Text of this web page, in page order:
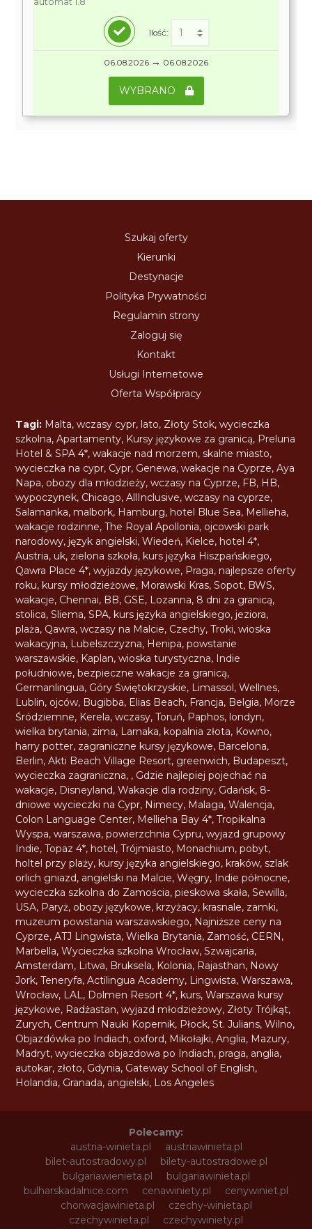
Ilość:
06.08.2026 → 06.08.2026
WYBRANO
Szukaj oferty
Kierunki
Destynacje
Polityka Prywatności
Regulamin strony
Zaloguj się
Kontakt
Usługi Internetowe
Oferta Współpracy
Tagi: Malta,wczasy cypr, lato, Złoty Stok,wycieczka
szkolna,Apartamenty, Kursy językowe za granicą, Preluna
Hotel & SPA 4*,wakacje nad morzem,skalne miasto,
wycieczka na cypr, Cypr, Genewa,wakacje na Cyprze,Aya
Napa, obozy dla młodzieży,wczasy na Cyprze, FB, HB,
wypoczynek, Chicago,AllInclusive,wczasy na cyprze,
Salamanka, malbork, Hamburg, hotel Blue Sea, Mellieha,
wakacje rodzinne,The Royal Apollonia, ojcowski park
narodowy, język angielski,Wiedeń, Kielce, hotel 4*,
Austria, uk, zielona szkoła, kurs języka Hiszpańskiego,
Qawra Place 4*,wyjazdy językowe, Praga, najlepsze oferty
roku, kursy młodzieżowe, Morawski Kras,Sopot, BWS,
wakacje, Chennai, BB, GSE, Lozanna, 8 dni za granicą,
stolica,Sliema,SPA, kurs języka angielskiego, jeziora,
plaża, Qawra,wczasy na Malcie, Czechy,Troki,wioska
wakacyjna, Lubelszczyzna, Henipa,powstanie
warszawskie, Kaplan,wioska turystyczna, Indie
południowe,bezpieczne wakacje za granicą,
Germanlingua, Góry Świętokrzyskie, Limassol,Wellnes,
Lublin, ojców, Bugibba, Elias Beach, Francja, Belgia, Morze
Śródziemne, Kerela,wczasy,Toruń, Paphos, londyn,
wielka brytania, zima, Larnaka, kopalnia złota, Kowno,
harry potter, zagraniczne kursy językowe, Barcelona,
Berlin,Akti Beach Village Resort, greenwich, Budapeszt,
wycieczka zagraniczna, , Gdzie najlepiej pojechać na
wakacje, Disneyland,Wakacje dla rodziny, Gdańsk, 8-
dniowe wycieczki na Cypr, Nimecy, Malaga,Walencja,
Colon Language Center, Mellieha Bay 4*,Tropikalna
Wyspa,warszawa,powierzchnia Cypru,wyjazd grupowy
Indie,Topaz 4*, hotel,Trójmiasto, Monachium,pobyt,
holtel przy plaży, kursy języka angielskiego, kraków,szlak
orlich gniazd, angielski na Malcie,Węgry, Indie północne,
wycieczka szkolna do Zamościa,pieskowa skała,Sewilla,
USA, Paryż, obozy językowe, krzyżacy, krasnale, zamki,
muzeum powstania warszawskiego, Najniższe ceny na
Cyprze,ATJ Lingwista,Wielka Brytania, Zamość, CERN,
Marbella,Wycieczka szkolna Wrocław,Szwajcaria,
Amsterdam, Litwa, Bruksela, Kolonia, Rajasthan, Nowy
Jork,Teneryfa,Actilingua Academy, Lingwista,Warszawa,
Wrocław, LAL, Dolmen Resort 4*, kurs,Warszawa kursy
językowe, Radżastan,wyjazd młodzieżowy, Złoty Trójkąt,
Zurych, Centrum Nauki Kopernik, Płock,St. Julians,Wilno,
Objazdówka po Indiach, oxford, Mikołajki,Anglia, Mazury,
Madryt,wycieczka objazdowa po Indiach,praga, anglia,
autokar, złoto, Gdynia, Gateway School of English,
Holandia, Granada, angielski, Los Angeles
Polecamy:
austria-winieta.pl
austriawinieta.pl
bilet-autostradowy.pl
bilety-autostradowe.pl
bulgariawienieta.pl
bulgariawinieta.pl
bulharskadalnice.com
cenawiniety.pl
cenywiniet.pl
chorwacjawinieta.pl
czechy-winieta.pl
czechywinieta.pl
czechywiniety.pl